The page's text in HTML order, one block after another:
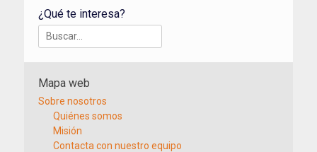
¿Qué te interesa?
Buscar:
Mapa web
Sobre nosotros
Quiénes somos
Misión
Contacta con nuestro equipo